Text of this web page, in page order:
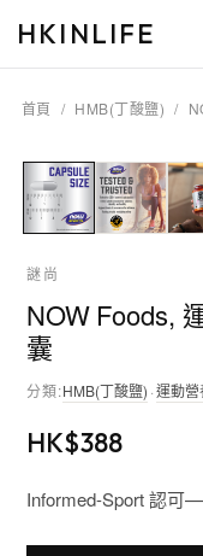
HKINLIFE
首頁 / HMB(丁酸鹽) /
謎尚
NOW Foods,
囊
分類:HMB(丁酸鹽) ·運動營
HK$388
Informed-Sport 認可